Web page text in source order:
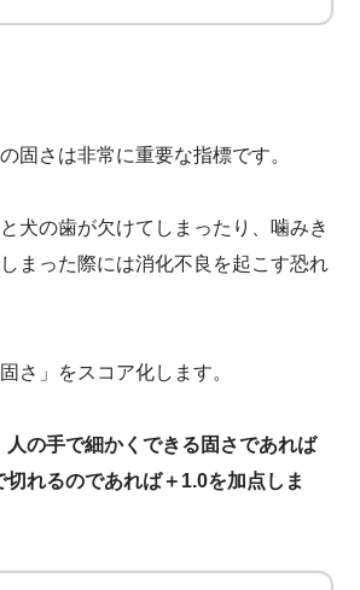
固さは非常に重要な指標です。
犬の歯が欠けてしまったり、噛みき
まった際には消化不良を起こす恐れ
さ」をスコア化します。
人の手で細かくできる固さであれば
切れるのであれば＋1.0を加点しま